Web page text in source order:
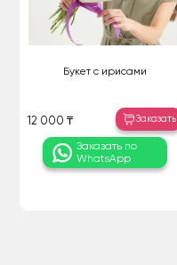
Букет с ирисами
12 000 ₸ Заказать
Заказать по
WhatsApp